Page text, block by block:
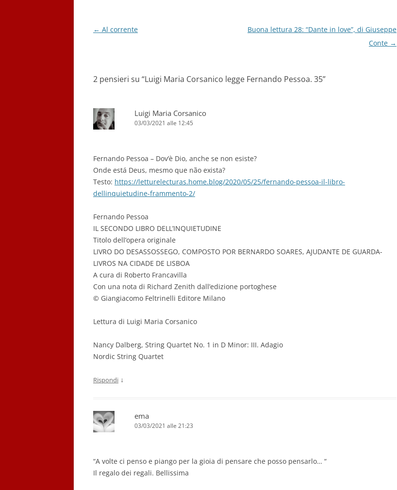
Navigazione
← Al corrente
Buona lettura 28: “Dante in love”, di Giuseppe
Conte →
2 pensieri su “Luigi Maria Corsanico legge Fernando Pessoa. 35”
Luigi Maria Corsanico
03/03/2021 alle 12:45
Fernando Pessoa – Dov’è Dio, anche se non esiste?
Onde está Deus, mesmo que não exista?
Testo: https://letturelecturas.home.blog/2020/05/25/fernando-pessoa-il-libro-
dellinquietudine-frammento-2/
Fernando Pessoa
IL SECONDO LIBRO DELL’INQUIETUDINE
Titolo dell’opera originale
LIVRO DO DESASSOSSEGO, COMPOSTO POR BERNARDO SOARES, AJUDANTE DE GUARDA-
LIVROS NA CIDADE DE LISBOA
A cura di Roberto Francavilla
Con una nota di Richard Zenith dall’edizione portoghese
© Giangiacomo Feltrinelli Editore Milano
Lettura di Luigi Maria Corsanico
Nancy Dalberg, String Quartet No. 1 in D Minor: III. Adagio
Nordic String Quartet
Rispondi ↓
ema
03/03/2021 alle 21:23
“A volte ci penso e piango per la gioia di pensare che posso pensarlo… “
Il regalo dei regali. Bellissima